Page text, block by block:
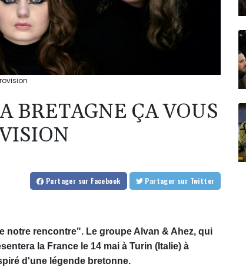
BRETAGNE ÇA VOUS
Partager sur Facebook Partager sur Twitter
notre rencontre". Le groupe Alvan & Ahez, qui
la France le 14 mai à Turin (Italie) à
d'une légende bretonne.